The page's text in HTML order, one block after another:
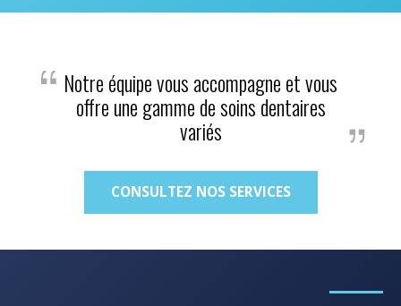
Notre équipe vous accompagne et vous
offre une gamme de soins dentaires
variés
CONSULTEZ NOS SERVICES